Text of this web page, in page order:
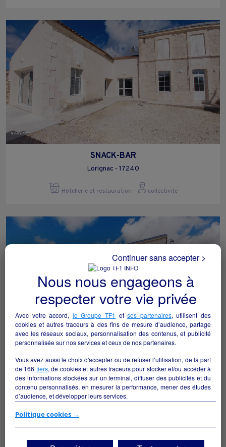
SNACK-BAR
Lorignac - 17240
Hôtellerie et restauration collectivite
Lorignac - 17240
Alimentation collectivite
Nous nous engageons à
respecter votre vie privée
Avec votre accord, le Groupe TF1 etses partenaires, utilisent des
cookies et autres traceurs à des fins de mesure d’audience, partage
avec les réseaux sociaux, personnalisation des contenus, et publicité
personnalisée sur nos services et ceux de nos partenaires.
Vous avez aussi le choix d'accepter ou de refuser l’utilisation, de la part
de 166 tiers, de cookies et autres traceurs pour stocker et/ou accéder à
des informations stockées sur un terminal, diffuser des publicités et du
contenu personnalisés, en mesurer la performance, mener des études
d’audience, et développer leurs services.
Si vous continuez sans accepter, les fonctionnalités liées à la
vos centres d'intérêt. Seuls lescookies/traceurs techniquesseront
Politique cookies →
Continuer sans accepter >